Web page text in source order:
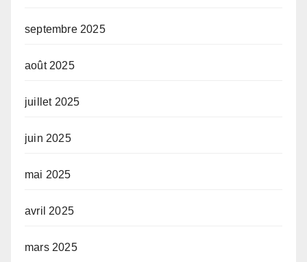
septembre 2025
août 2025
juillet 2025
juin 2025
mai 2025
avril 2025
mars 2025